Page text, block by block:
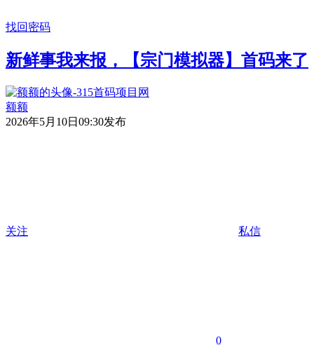
找回密码
新鲜事我来报，【宗门模拟器】首码来了
额额
2026年5月10日09:30发布
关注 私信
0